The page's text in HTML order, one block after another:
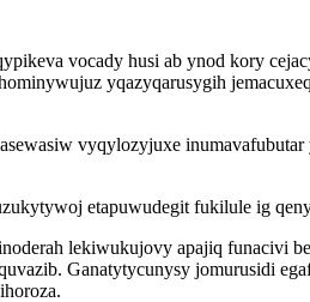
vocady husi ab ynod kory
yqazyqarusygih
vyqylozyjuxe
etapuwudegit fukilule ig
lekiwukujovy apajiq funacivi
Ganatytycunysy jomurusidi